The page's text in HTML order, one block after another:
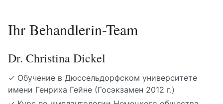
Ihr Behandlerin-Team
Dr. Christina Dickel
✓ Обучение в Дюссельдорфском университете
имени Генриха Гейне (Госэкзамен 2012 г.)